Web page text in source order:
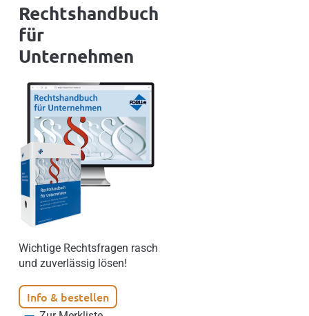
Rechtshandbuch
für
Unternehmen
Wichtige Rechtsfragen rasch
und zuverlässig lösen!
Info & bestellen